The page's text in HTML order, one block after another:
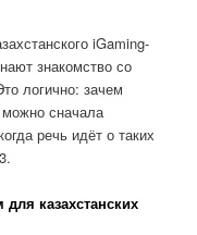
iGaming-
знакомство со
логично: зачем
сначала
речь идёт о таких
казахстанских